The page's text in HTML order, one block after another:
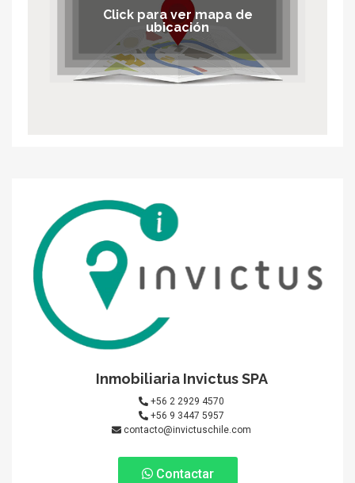
Click para ver mapa de
ubicación
Inmobiliaria Invictus SPA
+56 2 2929 4570
+56 9 3447 5957
contacto@invictuschile.com
Contactar